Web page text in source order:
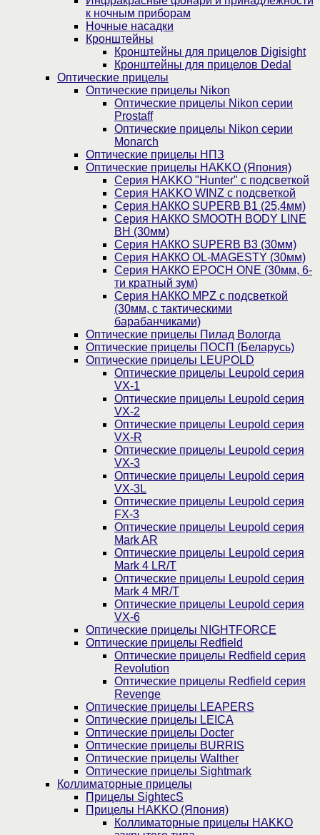
к ночным приборам
Ночные насадки
Кронштейны
Кронштейны для прицелов Digisight
Кронштейны для прицелов Dedal
Оптические прицелы
Оптические прицелы Nikon
Оптические прицелы Nikon серии
Prostaff
Оптические прицелы Nikon серии
Monarch
Оптические прицелы НПЗ
Оптические прицелы HAKKO (Япония)
Cерия HAKKO "Hunter" с подсветкой
Серия НAKKO WINZ с подсветкой
Серия НАККО SUPERB B1 (25,4мм)
Серия НАККО SMOOTH BODY LINE
BH (30мм)
Серия НАККО SUPERB B3 (30мм)
Серия НАККО OL-MAGESTY (30мм)
Серия НАККО EPOCH ONE (30мм, 6-
ти кратный зум)
Серия НАККО MPZ с подсветкой
(30мм, c тактическими
барабанчиками)
Оптические прицелы Пилад Вологда
Оптические прицелы ПОСП (Беларусь)
Оптические прицелы LEUPOLD
Оптические прицелы Leupold серия
VX-1
Оптические прицелы Leupold серия
VX-2
Оптические прицелы Leupold серия
VX-R
Оптические прицелы Leupold серия
VX-3
Оптические прицелы Leupold серия
VX-3L
Оптические прицелы Leupold серия
FX-3
Оптические прицелы Leupold серия
Mark AR
Оптические прицелы Leupold серия
Mark 4 LR/T
Оптические прицелы Leupold серия
Mark 4 MR/T
Оптические прицелы Leupold серия
VX-6
Оптические прицелы NIGHTFORCE
Оптические прицелы Redfield
Оптические прицелы Redfield серия
Revolution
Оптические прицелы Redfield серия
Revenge
Оптические прицелы LEAPERS
Оптические прицелы LEICA
Оптические прицелы Docter
Оптические прицелы BURRIS
Оптические прицелы Walther
Оптические прицелы Sightmark
Коллиматорные прицелы
Прицелы SightecS
Прицелы HAKKO (Япония)
Коллиматорные прицелы HAKKO